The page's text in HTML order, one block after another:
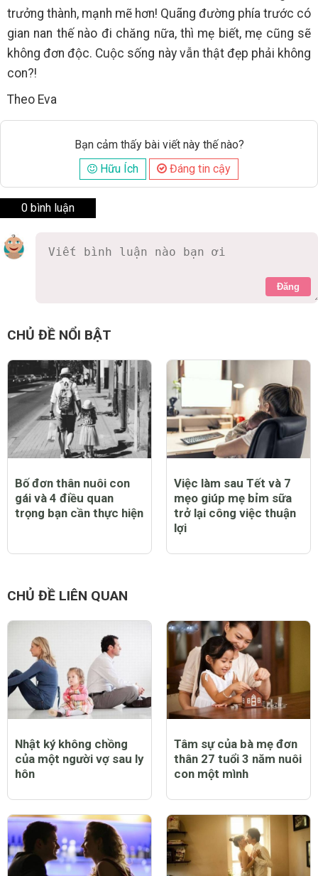
trưởng thành, mạnh mẽ hơn! Quãng đường phía trước có
gian nan thế nào đi chăng nữa, thì mẹ biết, mẹ cũng sẽ
không đơn độc. Cuộc sống này vẫn thật đẹp phải không
con?!
Theo Eva
Bạn cảm thấy bài viết này thế nào?
Hữu Ích
Đáng tin cậy
0 bình luận
Đăng
CHỦ ĐỀ NỔI BẬT
Bố đơn thân nuôi con
gái và 4 điều quan
trọng bạn cần thực hiện
Việc làm sau Tết và 7
mẹo giúp mẹ bỉm sữa
trở lại công việc thuận
lợi
CHỦ ĐỀ LIÊN QUAN
Nhật ký không chồng
của một người vợ sau ly
hôn
Tâm sự của bà mẹ đơn
thân 27 tuổi 3 năm nuôi
con một mình